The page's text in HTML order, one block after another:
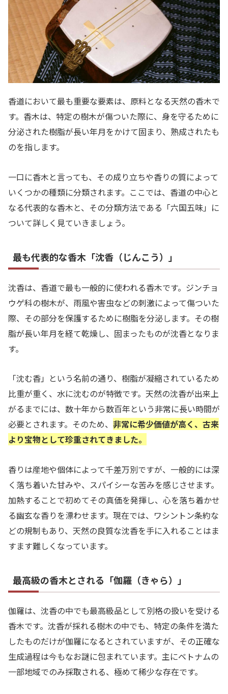
香道において最も重要な要素は、原料となる天然の香木で
す。香木は、特定の樹木が傷ついた際に、身を守るために
分泌された樹脂が長い年月をかけて固まり、熟成されたも
のを指します。
一口に香木と言っても、その成り立ちや香りの質によって
いくつかの種類に分類されます。ここでは、香道の中心と
なる代表的な香木と、その分類方法である「六国五味」に
ついて詳しく見ていきましょう。
最も代表的な香木「沈香（じんこう）」
沈香は、香道で最も一般的に使われる香木です。ジンチョ
ウゲ科の樹木が、雨風や害虫などの刺激によって傷ついた
際、その部分を保護するために樹脂を分泌します。その樹
脂が長い年月を経て乾燥し、固まったものが沈香となりま
す。
「沈む香」という名前の通り、樹脂が凝縮されているため
比重が重く、水に沈むのが特徴です。天然の沈香が出来上
がるまでには、数十年から数百年という非常に長い時間が
必要とされます。そのため、 非常に希少価値が高く、古来
より宝物として珍重されてきました。
香りは産地や個体によって千差万別ですが、一般的には深
く落ち着いた甘みや、スパイシーな苦みを感じさせます。
加熱することで初めてその真価を発揮し、心を落ち着かせ
る幽玄な香りを漂わせます。現在では、ワシントン条約な
どの規制もあり、天然の良質な沈香を手に入れることはま
すます難しくなっています。
最高級の香木とされる「伽羅（きゃら）」
伽羅は、沈香の中でも最高級品として別格の扱いを受ける
香木です。沈香が採れる樹木の中でも、特定の条件を満た
したものだけが伽羅になるとされていますが、その正確な
生成過程は今もなお謎に包まれています。主にベトナムの
一部地域でのみ採取される、極めて稀少な存在です。